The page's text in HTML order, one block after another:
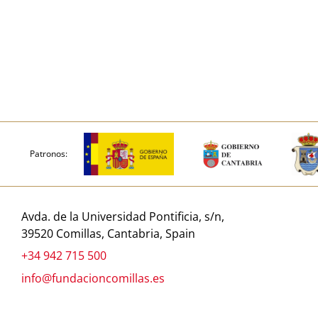
Patronos:
Avda. de la Universidad Pontificia, s/n,
39520 Comillas, Cantabria, Spain
+34 942 715 500
info@fundacioncomillas.es